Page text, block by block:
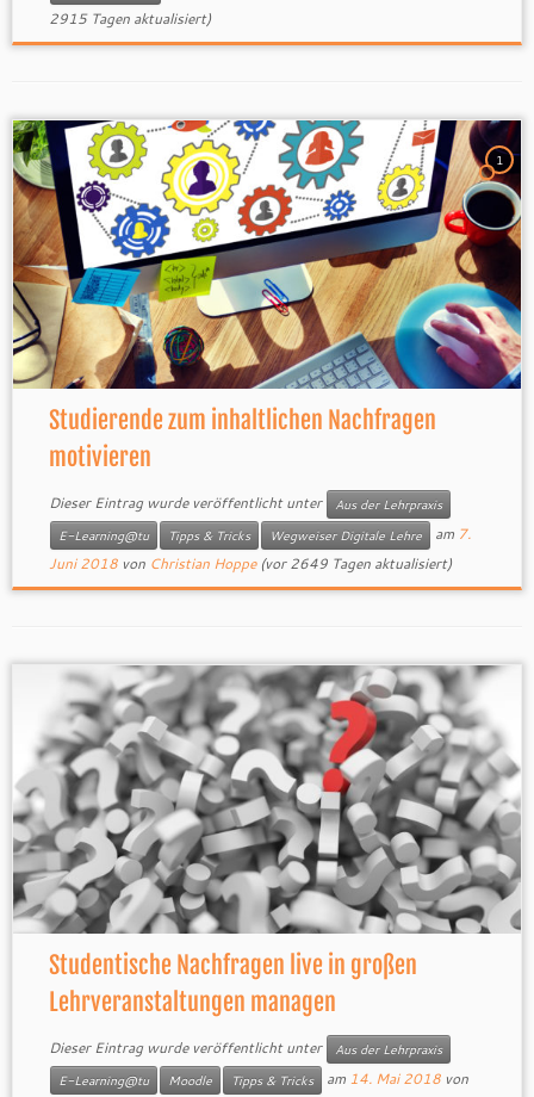
2915 Tagen aktualisiert)
1
Studierende zum inhaltlichen Nachfragen
motivieren
Dieser Eintrag wurde veröffentlicht unter
Aus der Lehrpraxis
E-Learning@tu
Tipps & Tricks Wegweiser Digitale Lehre am 7.
Juni 2018 von Christian Hoppe(vor 2649 Tagen aktualisiert)
Studentische Nachfragen live in großen
Lehrveranstaltungen managen
Dieser Eintrag wurde veröffentlicht unter
Aus der Lehrpraxis
E-Learning@tu
Moodle Tipps & Tricks am 14. Mai 2018 von